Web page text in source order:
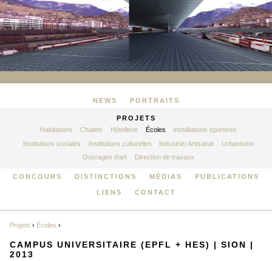
NEWS PORTRAITS
PROJETS
Habitations
Chalets Hôtellerie Écoles
Installations sportives
Institutions sociales
Institutions culturelles Industrie/ Artisanat
Urbanisme
Ouvrages d’art
Direction de travaux
CONCOURS DISTINCTIONS MÉDIAS PUBLICATIONS
LIENS CONTACT
Projets › Écoles ›
CAMPUS UNIVERSITAIRE (EPFL + HES) | SION |
2013